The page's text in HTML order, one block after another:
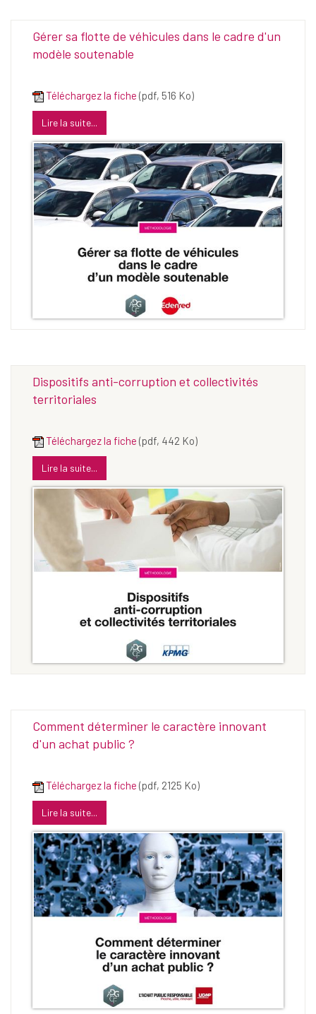
Gérer sa flotte de véhicules dans le cadre d'un
modèle soutenable
Téléchargez la fiche (pdf, 516 Ko)
Lire la suite...
Dispositifs anti-corruption et collectivités
territoriales
Téléchargez la fiche (pdf, 442 Ko)
Lire la suite...
Comment déterminer le caractère innovant
d'un achat public ?
Téléchargez la fiche (pdf, 2125 Ko)
Lire la suite...